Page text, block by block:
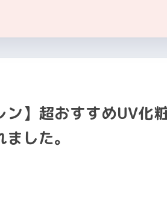
】超おすすめUV化
した。